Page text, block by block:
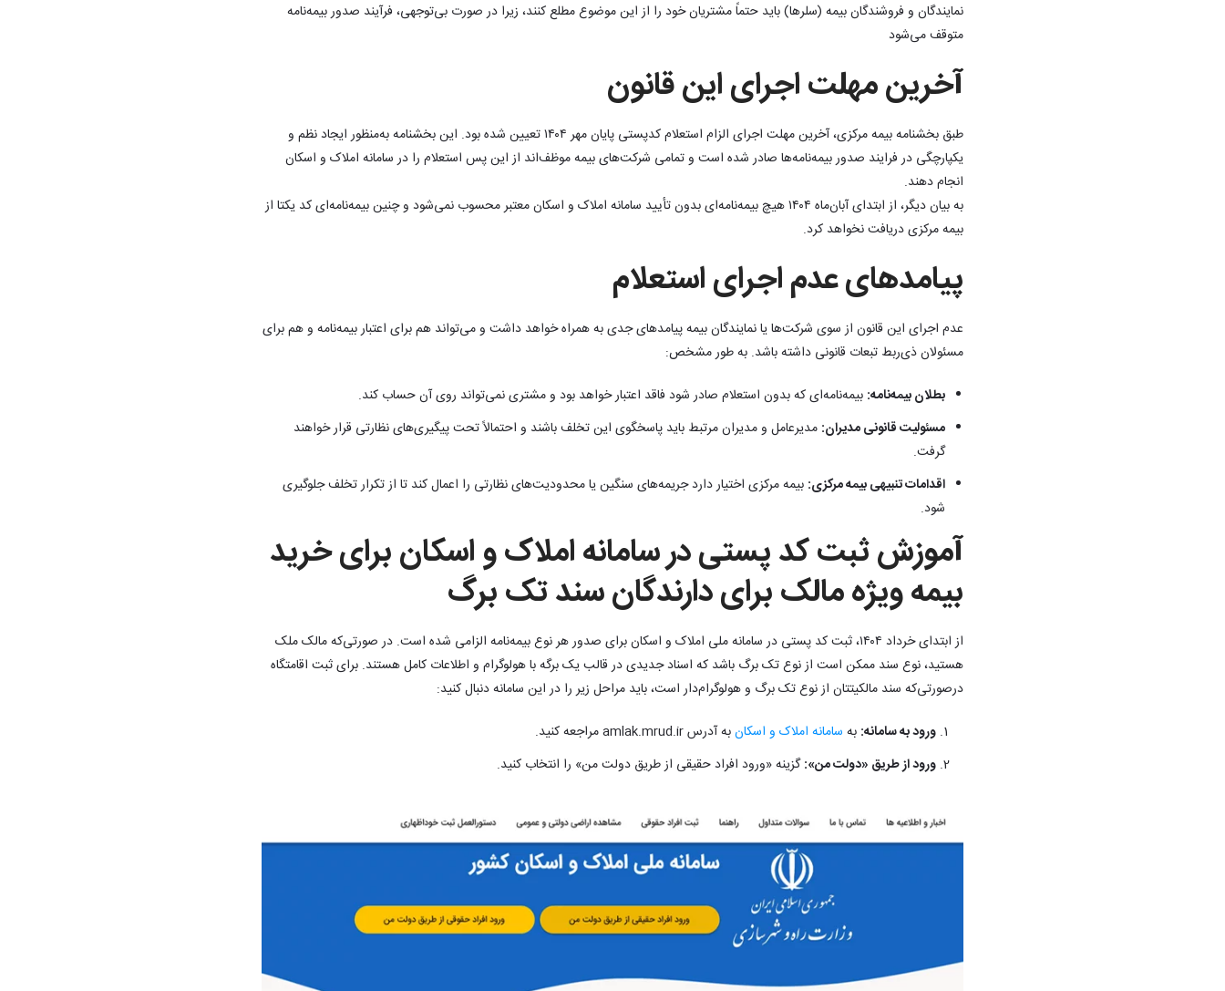
نمایندگان و فروشندگان بیمه (سلرها) باید حتماً مشتریان خود را از این موضوع مطلع کنند، زیرا در صورت بی‌توجهی، فرآیند صدور بیمه‌نامه
متوقف می‌شود
آخرین مهلت اجرای این قانون
طبق بخشنامه بیمه مرکزی، آخرین مهلت اجرای الزام استعلام کدپستی پایان مهر ۱۴۰۴ تعیین شده بود. این بخشنامه به‌منظور ایجاد نظم و
یکپارچگی در فرایند صدور بیمه‌نامه‌ها صادر شده است و تمامی شرکت‌های بیمه موظف‌اند از این پس استعلام را در سامانه املاک و اسکان
انجام دهند.
به بیان دیگر، از ابتدای آبان‌ماه ۱۴۰۴ هیچ بیمه‌نامه‌ای بدون تأیید سامانه املاک و اسکان معتبر محسوب نمی‌شود و چنین بیمه‌نامه‌ای کد یکتا از
بیمه مرکزی دریافت نخواهد کرد.
پیامدهای عدم اجرای استعلام
عدم اجرای این قانون از سوی شرکت‌ها یا نمایندگان بیمه پیامدهای جدی به همراه خواهد داشت و می‌تواند هم برای اعتبار بیمه‌نامه و هم برای
مسئولان ذی‌ربط تبعات قانونی داشته باشد. به طور مشخص:
بطلان بیمه‌نامه: بیمه‌نامه‌ای که بدون استعلام صادر شود فاقد اعتبار خواهد بود و مشتری نمی‌تواند روی آن حساب کند.
مسئولیت قانونی مدیران: مدیرعامل و مدیران مرتبط باید پاسخگوی این تخلف باشند و احتمالاً تحت پیگیری‌های نظارتی قرار خواهند
گرفت.
اقدامات تنبیهی بیمه مرکزی: بیمه مرکزی اختیار دارد جریمه‌های سنگین یا محدودیت‌های نظارتی را اعمال کند تا از تکرار تخلف جلوگیری
شود.
آموزش ثبت کد پستی در سامانه املاک و اسکان برای خرید
بیمه ویژه مالک برای دارندگان سند تک برگ
از ابتدای خرداد ۱۴۰۴، ثبت کد پستی در سامانه ملی املاک و اسکان برای صدور هر نوع بیمه‌نامه الزامی شده است. در صورتی‌که مالک ملک
هستید، نوع سند ممکن است از نوع تک برگ باشد که اسناد جدیدی در قالب یک برگه با هولوگرام و اطلاعات کامل هستند. برای ثبت اقامتگاه
درصورتی‌که سند مالکیتتان از نوع تک برگ و هولوگرام‌دار است، باید مراحل زیر را در این سامانه دنبال کنید:
ورود به سامانه: به سامانه املاک و اسکانبه آدرس amlak.mrud.ir مراجعه کنید.
ورود از طریق «دولت من»:گزینه «ورود افراد حقیقی از طریق دولت من» را انتخاب کنید.